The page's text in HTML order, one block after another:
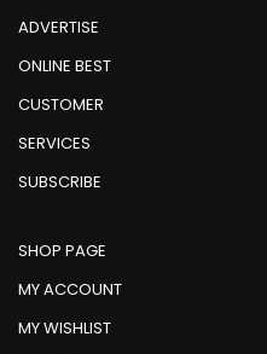
ADVERTISE
ONLINE BEST
CUSTOMER
SERVICES
SUBSCRIBE
SHOP PAGE
MY ACCOUNT
MY WISHLIST